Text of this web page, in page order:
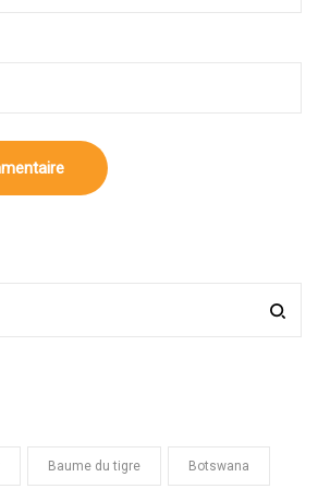
Baume du tigre Botswana